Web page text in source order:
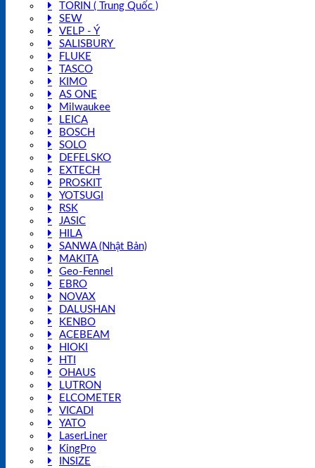
TORIN ( Trung Quốc )
SEW
VELP - Ý
SALISBURY
FLUKE
TASCO
KIMO
AS ONE
Milwaukee
LEICA
BOSCH
SOLO
DEFELSKO
EXTECH
PROSKIT
YOTSUGI
RSK
JASIC
HILA
SANWA (Nhật Bản)
MAKITA
Geo-Fennel
EBRO
NOVAX
DALUSHAN
KENBO
ACEBEAM
HIOKI
HTI
OHAUS
LUTRON
ELCOMETER
VICADI
YATO
LaserLiner
KingPro
INSIZE